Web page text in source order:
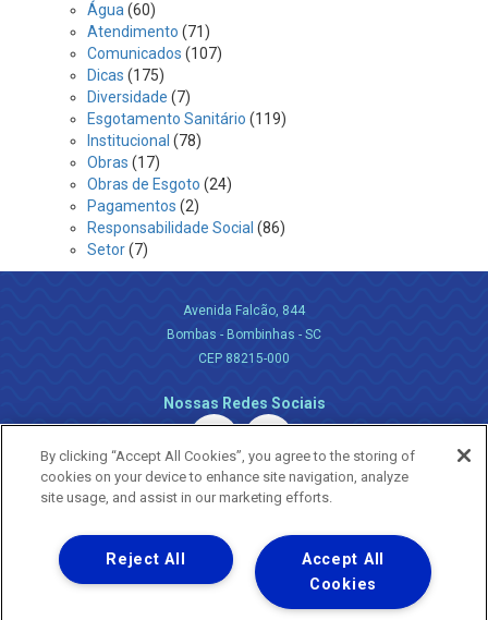
Água (60)
Atendimento (71)
Comunicados (107)
Dicas (175)
Diversidade (7)
Esgotamento Sanitário (119)
Institucional (78)
Obras (17)
Obras de Esgoto (24)
Pagamentos (2)
Responsabilidade Social (86)
Setor(7)
Avenida Falcão, 844
Bombas - Bombinhas - SC
CEP 88215-000
Nossas Redes Sociais
Uma empresa
Copyright ® 2026 - Todos os Direitos Reservados.
Nossa natureza movimenta a vida
By clicking “Accept All Cookies”, you agree to the storing of
cookies on your device to enhance site navigation, analyze
site usage, and assist in our marketing efforts.
Accept All
Cookies
Reject All